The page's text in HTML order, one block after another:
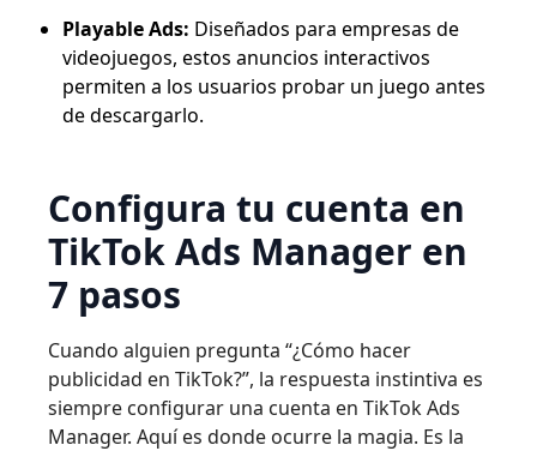
Playable Ads: Diseñados para empresas de
videojuegos, estos anuncios interactivos
permiten a los usuarios probar un juego antes
de descargarlo.
Configura tu cuenta en
TikTok Ads Manager en
7 pasos
Cuando alguien pregunta “¿Cómo hacer
publicidad en TikTok?”, la respuesta instintiva es
siempre configurar una cuenta en TikTok Ads
Manager. Aquí es donde ocurre la magia. Es la